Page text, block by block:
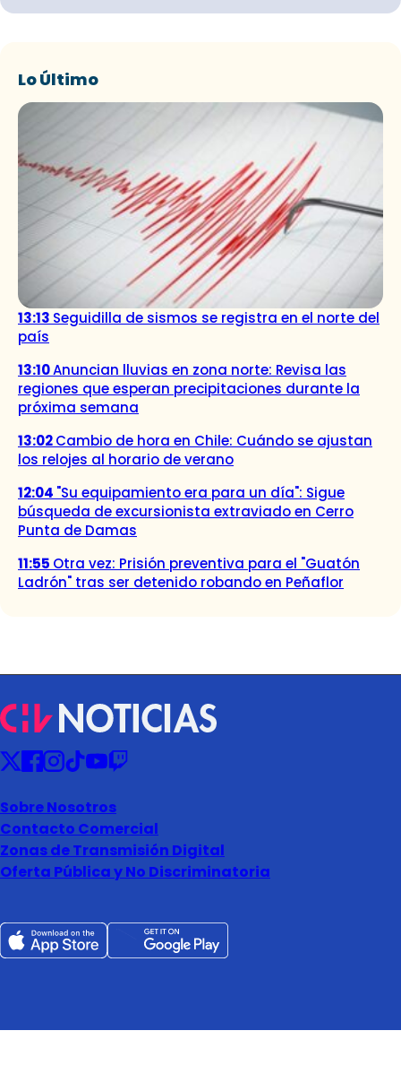
Lo Último
13:13 Seguidilla de sismos se registra en el norte del
país
13:10Anuncian lluvias en zona norte: Revisa las
regiones que esperan precipitaciones durante la
próxima semana
13:02Cambio de hora en Chile: Cuándo se ajustan
los relojes al horario de verano
12:04 "Su equipamiento era para un día": Sigue
búsqueda de excursionista extraviado en Cerro
Punta de Damas
11:55 Otra vez: Prisión preventiva para el "Guatón
Ladrón" tras ser detenido robando en Peñaflor
Sobre Nosotros
Contacto Comercial
Zonas de Transmisión Digital
Oferta Pública y No Discriminatoria